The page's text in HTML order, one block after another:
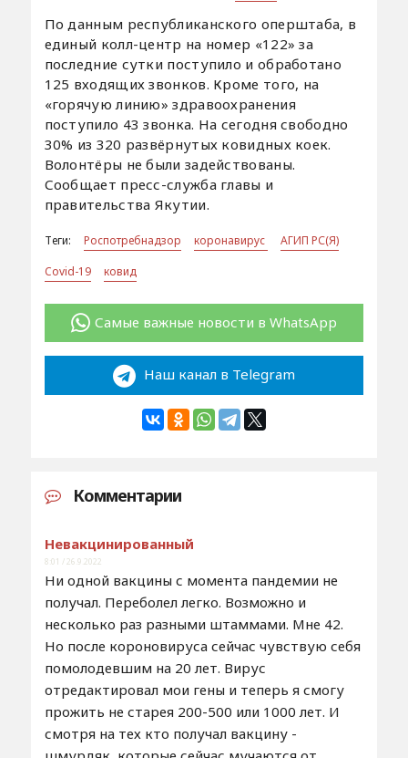
По данным республиканского оперштаба, в
единый колл-центр на номер «122» за
последние сутки поступило и обработано
125 входящих звонков. Кроме того, на
«горячую линию» здравоохранения
поступило 43 звонка. На сегодня свободно
30% из 320 развёрнутых ковидных коек.
Волонтёры не были задействованы.
Сообщает пресс-служба главы и
правительства Якутии.
Теги: Роспотребнадзор коронавирус
АГИП РС(Я)
Covid-19
ковид
Самые важные новости в WhatsApp
Наш канал в Telegram
Комментарии
Невакцинированный
8:01 / 26.9.2022
Ни одной вакцины с момента пандемии не
получал. Переболел легко. Возможно и
несколько раз разными штаммами. Мне 42.
Но после короновируса сейчас чувствую себя
помолодевшим на 20 лет. Вирус
отредактировал мои гены и теперь я смогу
прожить не старея 200-500 или 1000 лет. И
смотря на тех кто получал вакцину -